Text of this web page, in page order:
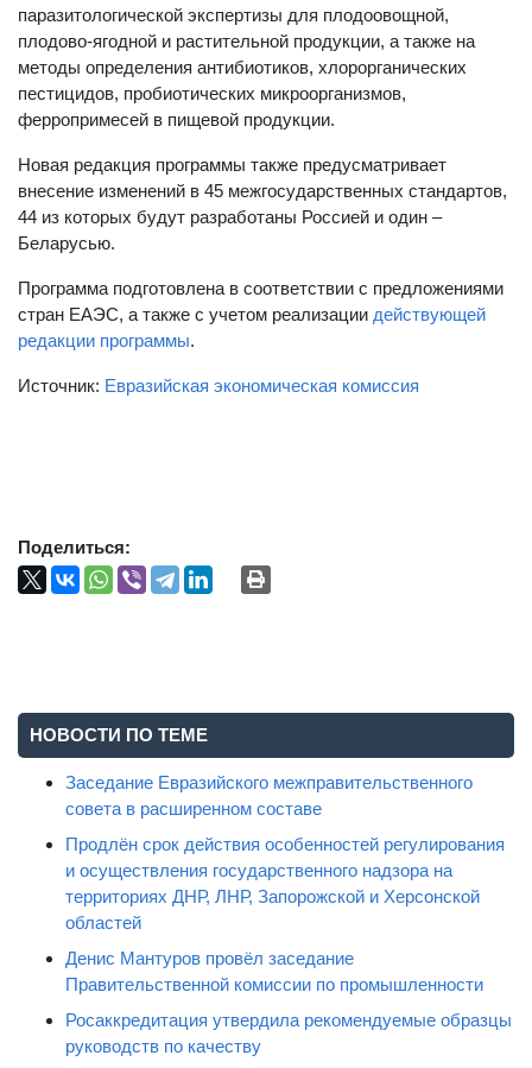
паразитологической экспертизы для плодоовощной,
плодово-ягодной и растительной продукции, а также на
методы определения антибиотиков, хлорорганических
пестицидов, пробиотических микроорганизмов,
ферропримесей в пищевой продукции.
Новая редакция программы также предусматривает
внесение изменений в 45 межгосударственных стандартов,
44 из которых будут разработаны Россией и один –
Беларусью.
Программа подготовлена в соответствии с предложениями
стран ЕАЭС, а также с учетом реализации действующей
редакции программы.
Источник: Евразийская экономическая комиссия
Поделиться:
НОВОСТИ ПО ТЕМЕ
Заседание Евразийского межправительственного
совета в расширенном составе
Продлён срок действия особенностей регулирования
и осуществления государственного надзора на
территориях ДНР, ЛНР, Запорожской и Херсонской
областей
Денис Мантуров провёл заседание
Правительственной комиссии по промышленности
Росаккредитация утвердила рекомендуемые образцы
руководств по качеству